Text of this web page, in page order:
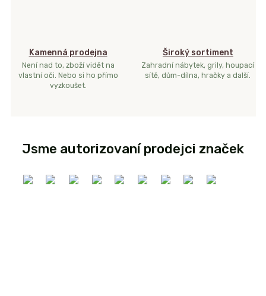
Kamenná prodejna
Není nad to, zboží vidět na
vlastní oči. Nebo si ho přímo
vyzkoušet.
Široký sortiment
Zahradní nábytek, grily, houpací
sítě, dům-dílna, hračky a další.
Jsme autorizovaní prodejci značek